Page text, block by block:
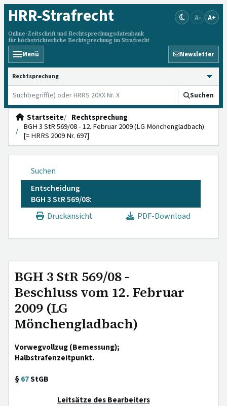
HRR-Strafrecht
Online-Zeitschrift und Rechtsprechungsdatenbank
für höchstrichterliche Rechtsprechung im Strafrecht
A- A+
Menü Newsletter
HRRS durchsuchen
Suchen
Startseite
Rechtsprechung
BGH 3 StR 569/08 - 12. Februar 2009 (LG Mönchengladbach)
[= HRRS 2009 Nr. 697]
Suchen
Entscheidung
BGH 3 StR 569/08:
Druckansicht
PDF-Download
BGH 3 StR 569/08 -
Beschluss vom 12. Februar
2009 (LG
Mönchengladbach)
Vorwegvollzug (Bemessung);
Halbstrafenzeitpunkt.
§67StGB
Leitsätze des Bearbeiters